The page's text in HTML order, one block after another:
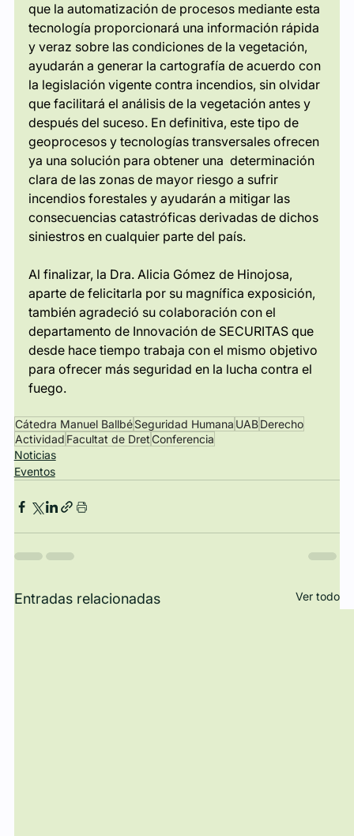
que la automatización de procesos mediante esta
tecnología proporcionará una información rápida
y veraz sobre las condiciones de la vegetación,
ayudarán a generar la cartografía de acuerdo con
la legislación vigente contra incendios, sin olvidar
que facilitará el análisis de la vegetación antes y
después del suceso. En definitiva, este tipo de
geoprocesos y tecnologías transversales ofrecen
ya una solución para obtener una  determinación
clara de las zonas de mayor riesgo a sufrir
incendios forestales y ayudarán a mitigar las
consecuencias catastróficas derivadas de dichos
siniestros en cualquier parte del país.
Al finalizar, la Dra. Alicia Gómez de Hinojosa,
aparte de felicitarla por su magnífica exposición,
también agradeció su colaboración con el
departamento de Innovación de SECURITAS que
desde hace tiempo trabaja con el mismo objetivo
para ofrecer más seguridad en la lucha contra el
fuego.
Cátedra Manuel BallbéSeguridad Humana UABDerecho
Actividad Facultat de DretConferencia
Noticias
Eventos
Entradas relacionadas Ver todo